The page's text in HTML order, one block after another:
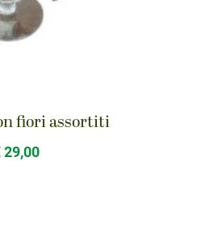
fiori assortiti
29,00